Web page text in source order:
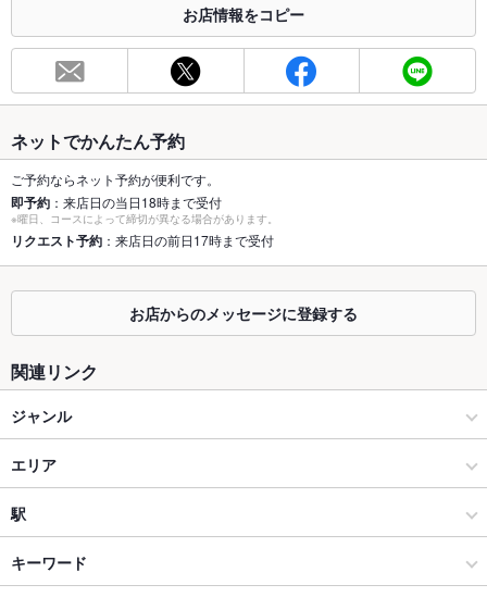
総席数 16席(他にテラス席が8席有り)
最大宴会収
16人
個室 なし
座敷 なし
掘りごたつ なし
カウンター なし
ソファー なし
テラス席
貸切
設備
Wi-Fi
ー
お店情報をコピー
ネットでかんたん予約
ご予約ならネット予約が便利です。
即予約 ：来店日の当日18時まで受付
※曜日、コースによって締切が異なる場合があります。
リクエスト予約 ：来店日の前日17時まで受付
お店からのメッセージに登録する
関連リンク
ジャンル
各国料理
無国籍・多国籍料理
上本町・鶴橋 × 各国料理
エリア
谷町・谷町六丁目
谷町・谷町六丁目 × 各国料理
駅
大阪上本町駅
キーワード